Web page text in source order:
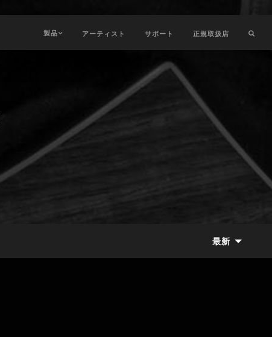
製品 アーティスト サポート 正規取扱店
最新